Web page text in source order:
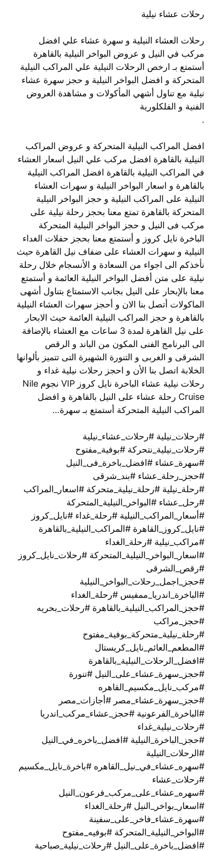
رحلات عشاء نيلية
رحلات العشاء النيلية و سهرة عشاء علي افضل
مركب في النيل و عروض البواخر النيلية بالقاهرة
أستمتع بـ ارخص الرحلات النيلية علي المراكب النيلية
المتحركة و افضل البواخر النيلية و حجز سهرة عشاء
نيلية مع تناول أشهي المأكولات و مشاهدة العروض
الفنية و الفلكلورية
.
افضل المراكب النيلية المتحركة و عروض المراكب
النيلية بالقاهرة افضل مركب علي النيل اسعار العشاء
في المراكب النيلية بالقاهرة افضل المراكب النيلية
بالقاهرة و اسعار البواخر النيلية و سهرات العشاء
النيلية على المراكب النيلية و حجز البواخر النيلية
المتحركة بالقاهرة تمتع معنا بحجز رحلة نيلية على
مركب فى النيل و حجز البواخر النيلية المتحركة
الباخرة نايل كروز و أستمتع معنا بحجز حفلات الغداء
النيلية و سهرات العشاء على ضفاف نيل القاهرة حيث
نأخذكم الى اجواء من السعادة و الأنسجام خلال رحلة
نيلية على متن أفضل البواخر النيلية العائمة و أستمتع
معنا بالإبحار على النيل بجانب الاستمتاع بتناول أشهى
الماكولات أتصل بنا الان و أحجز سهرات العشاء النيلية
بالقاهرة و حجز المراكب النيلية العائمة حيث الابحار
على نيل القاهرة لمدة 3 ساعات مع العشاء بالإضافة
الى البرنامج الفنى المكون من الباند و الرقص
الشرقى و الغربى و التنورة الشهيرة التى تتميز بألوانها
الخلابة اتصل بنا الأن و احجز رحلات نيلية غداء و
رحلات نيلية عشاء الباخرة نايل كروز VIP نجوم Nile
Cruise رحلة عشاء على النيل بالقاهرة و افضل
المراكب النيلية المتحركة أستمتع بـ سهرة…
#رحلات_نيلية #رحلات_عشاء_نيلية
#رحلات_نيلية_نتحركة #بوفية_مفتوح
#سهرة_عشاء #افضل_باخرة_فى_النيل
#حجز_رحلة_عشاء #بند_شرقى
#رحلة_نيلية #رحلة_نيلية_متحركة #اسعار_المراكب
#رحل_عشاء #البواخر_النيلية_المتحركة
#أسعار_المراكب_النيلية #رحلة_غداء #نايل_كروز
#نايل_كروز_القاهرة #المراكب_النيلية_بالقاهرة
#مراكب_نيلية #رحلة_الغداء
#اسعار_البواخر_النيلية_المتحركة #رحلات_نايل_كروز
#رقص_الشرقى
#حجز_اجمل_رحلات_البواخر_النيلية
#الباخرة_اندريا_ممفيس #رحلة_الغداء
#حجز_المراكب_النيلية_بالقاهرة #رحلات_بحريه
#حجز_مراكب
#رحلة_نيلية_متحركة_بوفية_مفتوح
#المطعم_العائم_نايل_كريستال
#افضل_الرحلات_النيلية_بالقاهرة
#حجز_سهرة_عشاء_على_النيل #تنورة
#مركب_نايل_مكسيم_القاهره
#حجز_سهرة_عشاء_مصر #أجازات_مصر
#الباخرة_الفرعونية #حجز_عشاء_مركب_اندريا
#رحلات_نيلية_غداء
#حجز_الباخرة_النيلية #افضل_باخره_في_النيل
#الرحلات_النيلية
#سهره_عشاء_في_نيل_القاهره‏ #باخرة_نايل_مكسيم
#رحلات_عشاء
#سهره_عشاء_على_مركب_فرعون_النيل
#اسعار_بواخر_النيل #رحلة_الغداء
#سهرة_عشاء_فاخر_على_سفينة
#البواخر_النيلية_المتحركة #بوفيه_مفتوح
#افضل_باخرة_على_النيل #رحلات_نيلية_صباحية